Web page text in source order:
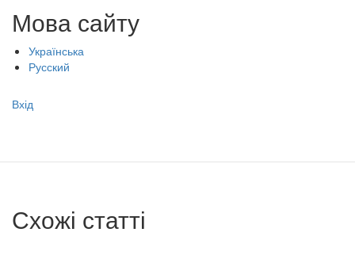
Мова сайту
Українська
Русский
Меню
записи
Вхід
Схожі статті